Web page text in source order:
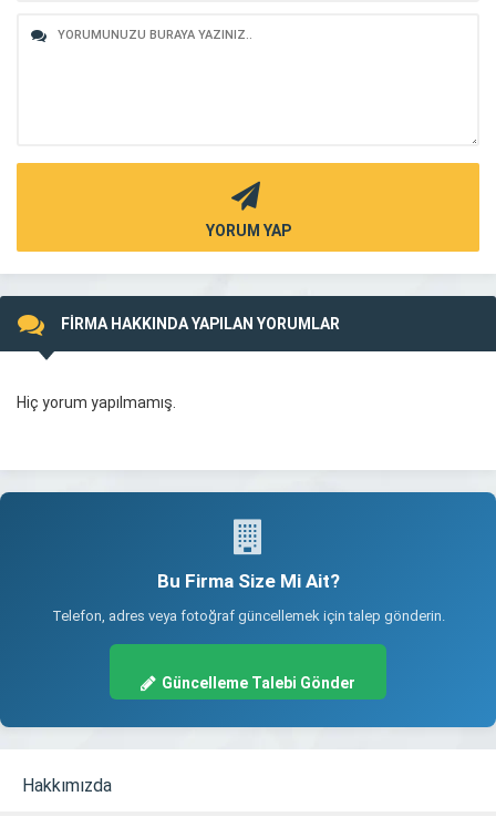
YORUM YAP
FİRMA HAKKINDA YAPILAN YORUMLAR
Hiç yorum yapılmamış.
Bu Firma Size Mi Ait?
Telefon, adres veya fotoğraf güncellemek için talep gönderin.
Güncelleme Talebi Gönder
Hakkımızda